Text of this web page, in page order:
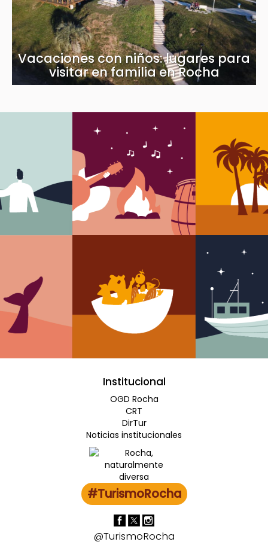
Vacaciones con niños: lugares para
visitar en familia en Rocha
Institucional
OGD Rocha
CRT
DirTur
Noticias institucionales
#TurismoRocha
@TurismoRocha